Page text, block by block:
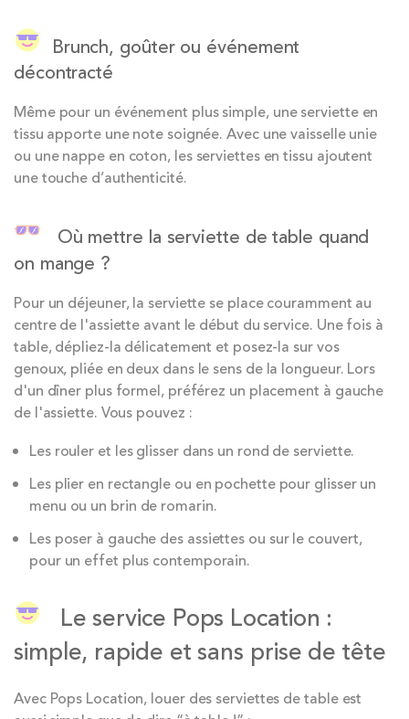
Brunch, goûter ou événement
décontracté
Même pour un événement plus simple, une serviette en
tissu apporte une note soignée. Avec une vaisselle unie
ou une nappe en coton, les serviettes en tissu ajoutent
une touche d’authenticité.
Où mettre la serviette de table quand
on mange ?
Pour un déjeuner, la serviette se place couramment au
centre de l'assiette avant le début du service. Une fois à
table, dépliez-la délicatement et posez-la sur vos
genoux, pliée en deux dans le sens de la longueur. Lors
d'un dîner plus formel, préférez un placement à gauche
de l'assiette. Vous pouvez :
Les rouler et les glisser dans un rond de serviette.
Les plier en rectangle ou en pochette pour glisser un
menu ou un brin de romarin.
Les poser à gauche des assiettes ou sur le couvert,
pour un effet plus contemporain.
Le service Pops Location :
simple, rapide et sans prise de tête
Avec Pops Location, louer des serviettes de table est